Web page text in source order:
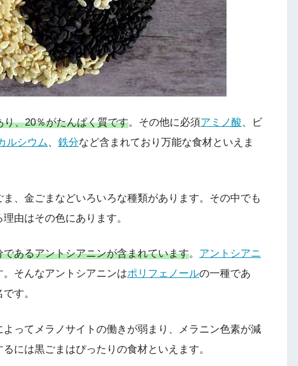
、20％がたんぱく質です。その他に必須アミノ酸、ビ
ルシウム、 鉄分など含まれており万能な食材といえま
、金ごまなどいろいろな種類があります。その中でも
由はその色にあります。
あるアントシアニンが含まれています。 アントシアニ
そんなアントシアニンはポリフェノールの一種であ
す。
よってメラノサイトの働きが弱まり、メラニン色素が減
には黒ごまはぴったりの食材といえます。